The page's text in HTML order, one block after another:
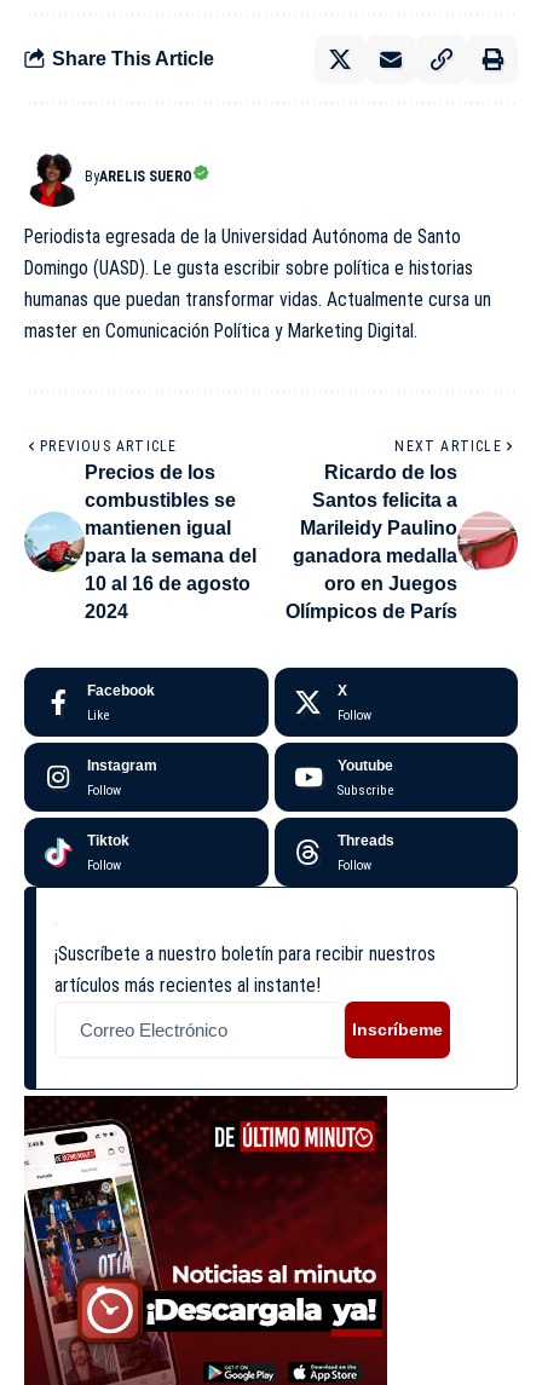
Share This Article
ByARELIS SUERO
Periodista egresada de la Universidad Autónoma de Santo
Domingo (UASD). Le gusta escribir sobre política e historias
humanas que puedan transformar vidas. Actualmente cursa un
master en Comunicación Política y Marketing Digital.
PREVIOUS ARTICLE
Precios de los
combustibles se
mantienen igual
para la semana del
10 al 16 de agosto
2024
NEXT ARTICLE
Ricardo de los
Santos felicita a
Marileidy Paulino
ganadora medalla
oro en Juegos
Olímpicos de París
Facebook
Like
X
Follow
Instagram
Follow
Youtube
Subscribe
Tiktok
Follow
Threads
Follow
¡Suscríbete a nuestro boletín para recibir nuestros
artículos más recientes al instante!
Inscríbeme